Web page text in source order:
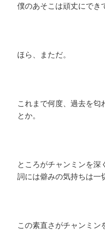
僕のあそこは頑丈にでき
ほら、まただ。
これまで何度、過去を匂
とか。
ところがチャンミンを深
詞には僻みの気持ちは一
この素直さがチャンミ